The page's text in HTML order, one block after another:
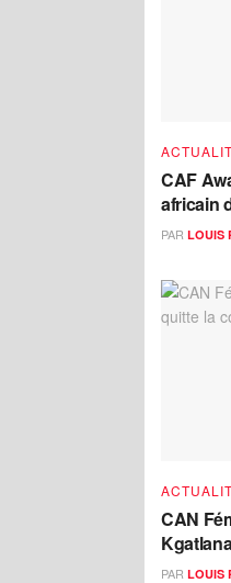
CAF
africain
PAR LOUIS
CAN
PAR LOUIS